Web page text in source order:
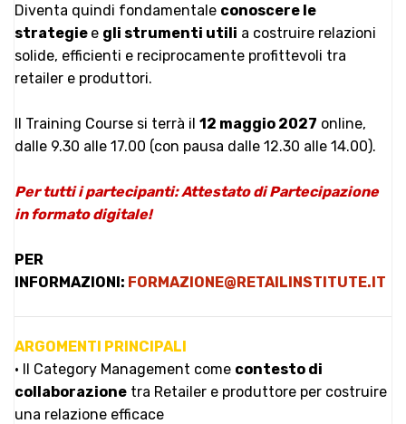
Diventa quindi fondamentale conoscere le
strategie e gli strumenti utili a costruire relazioni
solide, efficienti e reciprocamente profittevoli tra
retailer e produttori.
Il Training Course si terrà il 12 maggio 2027 online,
dalle 9.30 alle 17.00 (con pausa dalle 12.30 alle 14.00).
Per tutti i partecipanti: Attestato di Partecipazione
in formato digitale!
PER
INFORMAZIONI: FORMAZIONE@RETAILINSTITUTE.IT
ARGOMENTI PRINCIPALI
• Il Category Management come contesto di
collaborazione tra Retailer e produttore per costruire
una relazione efficace